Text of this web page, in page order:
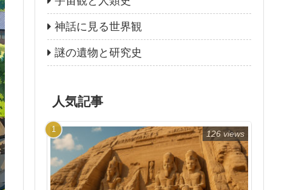
神話に見る世界観
謎の遺物と研究史
人気記事
126 views